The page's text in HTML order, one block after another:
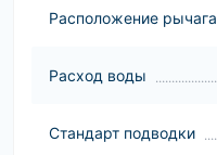
Расположение рычага
Расход воды
Стандарт подводки